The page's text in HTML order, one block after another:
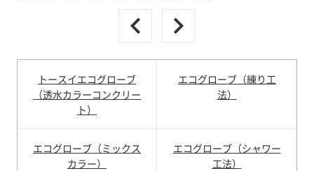
トースイエコグローブ
（透水カラーコンクリー
ト）
エコグローブ（練り工
法）
エコグローブ（ミックス
カラー）
エコグローブ（シャワー
工法）